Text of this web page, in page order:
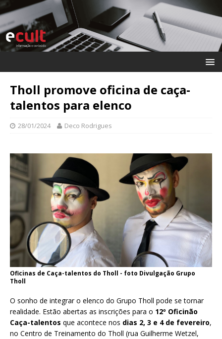
Tholl promove oficina de caça-
talentos para elenco
28/01/2024 Deco Rodrigues
Oficinas de Caça-talentos do Tholl - foto Divulgação Grupo
Tholl
O sonho de integrar o elenco do Grupo Tholl pode se tornar
realidade. Estão abertas as inscrições para o 12º Oficinão
Caça-talentos que acontece nos dias 2, 3 e 4 de fevereiro,
no Centro de Treinamento do Tholl (rua Guilherme Wetzel,